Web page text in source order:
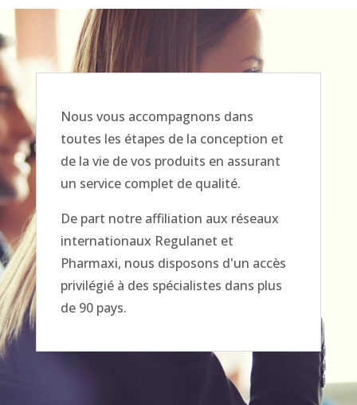
Nous vous accompagnons dans
toutes les étapes de la conception et
de la vie de vos produits en assurant
un service complet de qualité.
De part notre affiliation aux réseaux
internationaux Regulanet et
Pharmaxi, nous disposons d'un accès
privilégié à des spécialistes dans plus
de 90 pays.